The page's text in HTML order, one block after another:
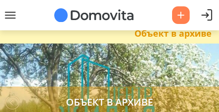
Объект в архиве